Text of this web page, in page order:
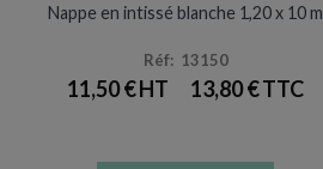
Nappe en intissé blanche 1,20 x 10 m
Réf: 13150
11,50€ 13,80€